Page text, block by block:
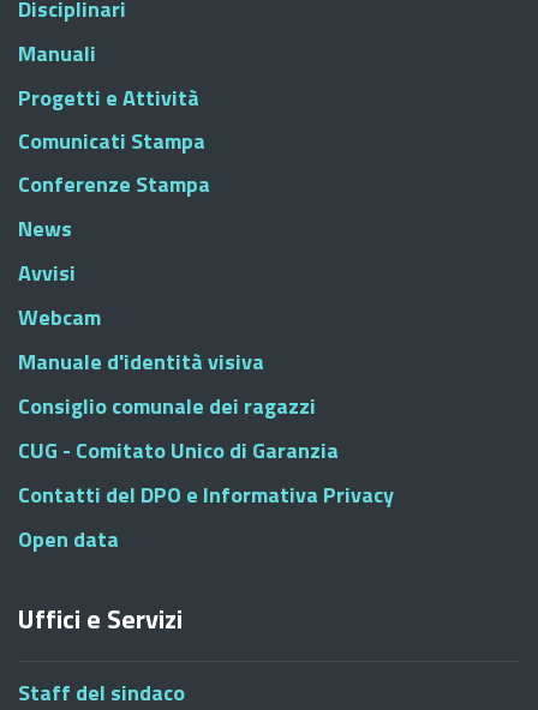
Disciplinari
Manuali
Progetti e Attività
Comunicati Stampa
Conferenze Stampa
News
Avvisi
Webcam
Manuale d'identità visiva
Consiglio comunale dei ragazzi
CUG - Comitato Unico di Garanzia
Contatti del DPO e Informativa Privacy
Open data
Uffici e Servizi
Staff del sindaco